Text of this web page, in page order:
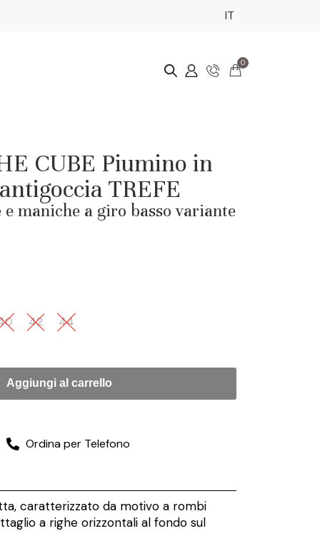
IT
0
CUBE Piumino in
TREFE
e maniche a giro basso variante
42 44
Aggiungi al carrello
Ordina per Telefono
caratterizzato da motivo a rombi
a righe orizzontali al fondo sul